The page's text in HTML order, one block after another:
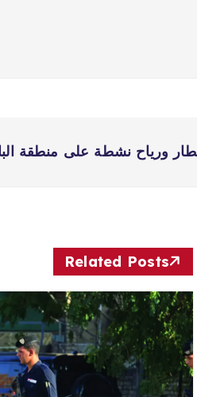
ورياح نشطة على منطقة
Related Posts